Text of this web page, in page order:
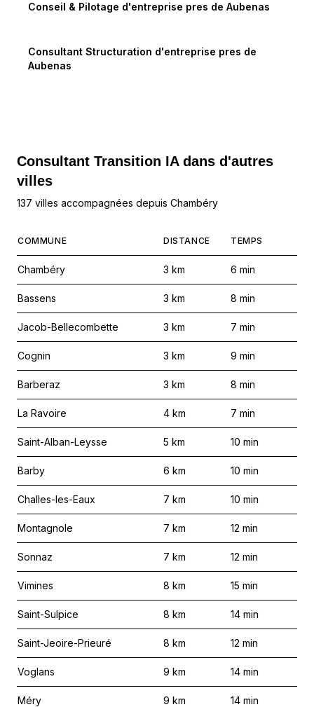
Conseil & Pilotage d'entreprise pres de Aubenas
Consultant Structuration d'entreprise pres de
Aubenas
Consultant Transition IA dans d'autres
villes
137 villes accompagnées depuis Chambéry
COMMUNE DISTANCE TEMPS
Chambéry 3 km 6 min
Bassens 3 km 8 min
Jacob-Bellecombette 3 km 7 min
Cognin 3 km 9 min
Barberaz 3 km 8 min
La Ravoire 4 km 7 min
Saint-Alban-Leysse 5 km 10 min
Barby 6 km 10 min
Challes-les-Eaux 7 km 10 min
Montagnole 7 km 12 min
Sonnaz 7 km 12 min
Vimines 8 km 15 min
Saint-Sulpice 8 km 14 min
Saint-Jeoire-Prieuré 8 km 12 min
Voglans 9 km 14 min
Méry 9 km 14 min